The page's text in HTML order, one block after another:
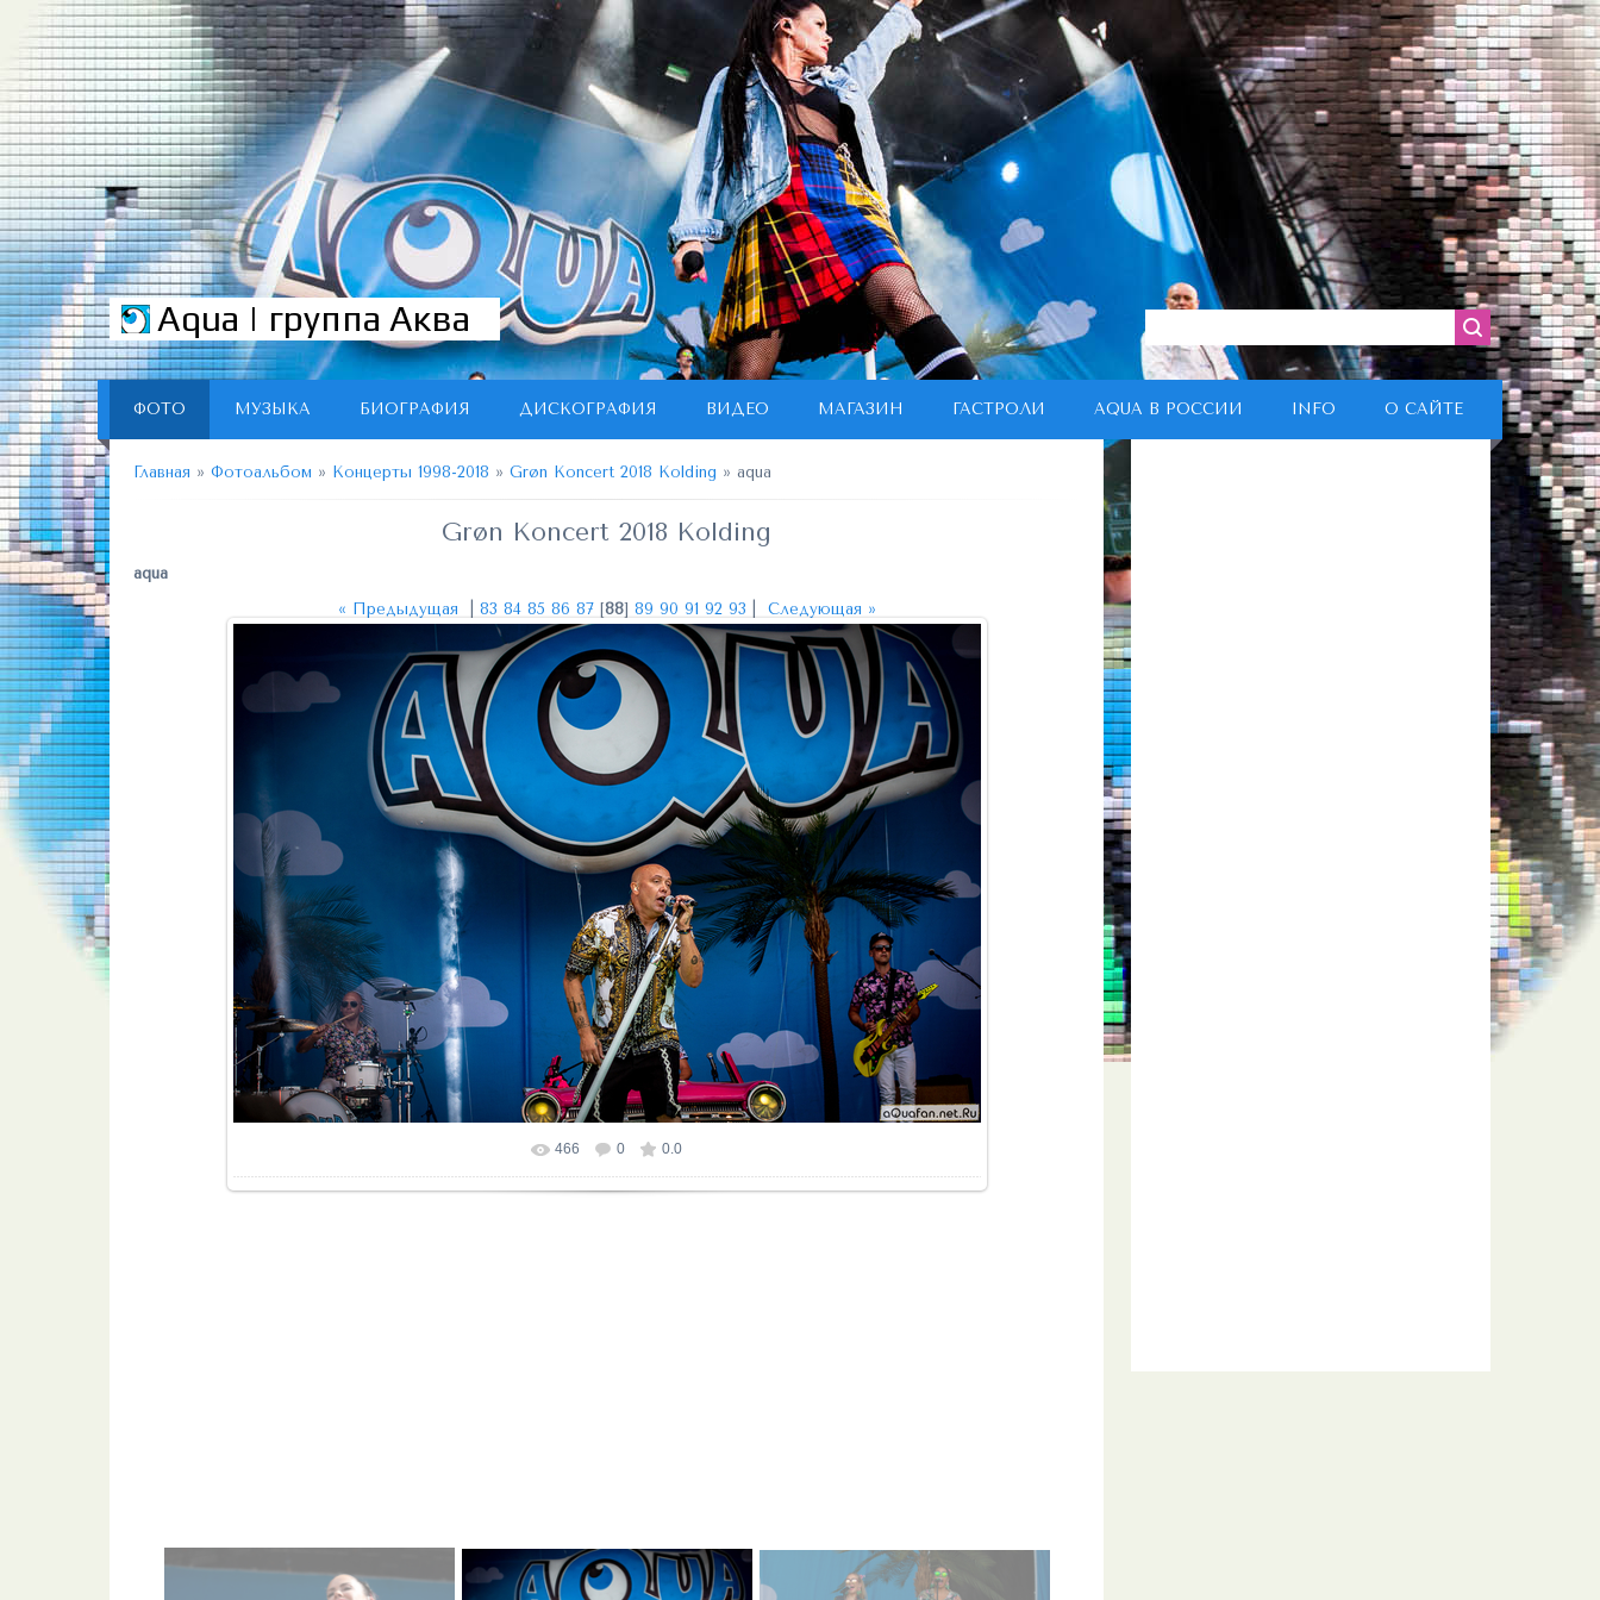
Aqua | группа Аква
ФОТО МУЗЫКА БИОГРАФИЯ ДИСКОГРАФИЯ ВИДЕО МАГАЗИН ГАСТРОЛИ AQUA В РОССИИ INFO О САЙТЕ
Главная » Фотоальбом » Концерты 1998-2018 » Grøn Koncert 2018 Kolding » aqua
Grøn Koncert 2018 Kolding
aqua
« Предыдущая
83 84 85 86 87[88] 89 90 91 92 93 Следующая »
Размер фотографии: 1024x683
466 0 0.0